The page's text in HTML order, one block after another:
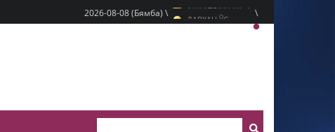
2026-08-08 (Бямба) \ O
ЭРДЭНЭТ C
\